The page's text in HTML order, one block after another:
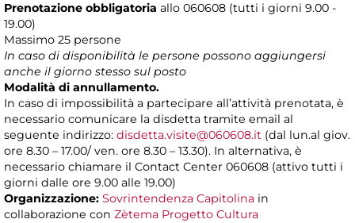
Prenotazione obbligatoria allo 060608 (tutti i giorni 9.00 -
19.00)
Massimo 25 persone
In caso di disponibilità le persone possono aggiungersi
anche il giorno stesso sul posto
Modalità di annullamento.
In caso di impossibilità a partecipare all’attività prenotata, è
necessario comunicare la disdetta tramite email al
seguente indirizzo: disdetta.visite@060608.it (dal lun.al giov.
ore 8.30 – 17.00/ ven. ore 8.30 – 13.30). In alternativa, è
necessario chiamare il Contact Center 060608 (attivo tutti i
giorni dalle ore 9.00 alle 19.00)
Organizzazione: Sovrintendenza Capitolina in
collaborazione con Zètema Progetto Cultura